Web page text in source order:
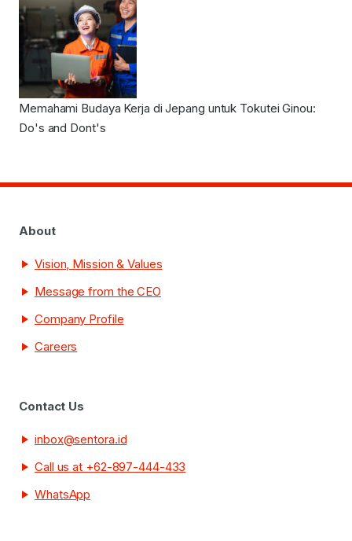
Memahami Budaya Kerja di Jepang untuk Tokutei Ginou:
Do's and Dont's
About
Vision, Mission & Values
Message from the CEO
Company Profile
Careers
Contact Us
inbox@sentora.id
Call us at +62-897-444-433
WhatsApp